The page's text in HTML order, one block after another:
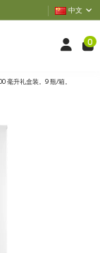
中文
0
升礼盒装。9 瓶/箱。